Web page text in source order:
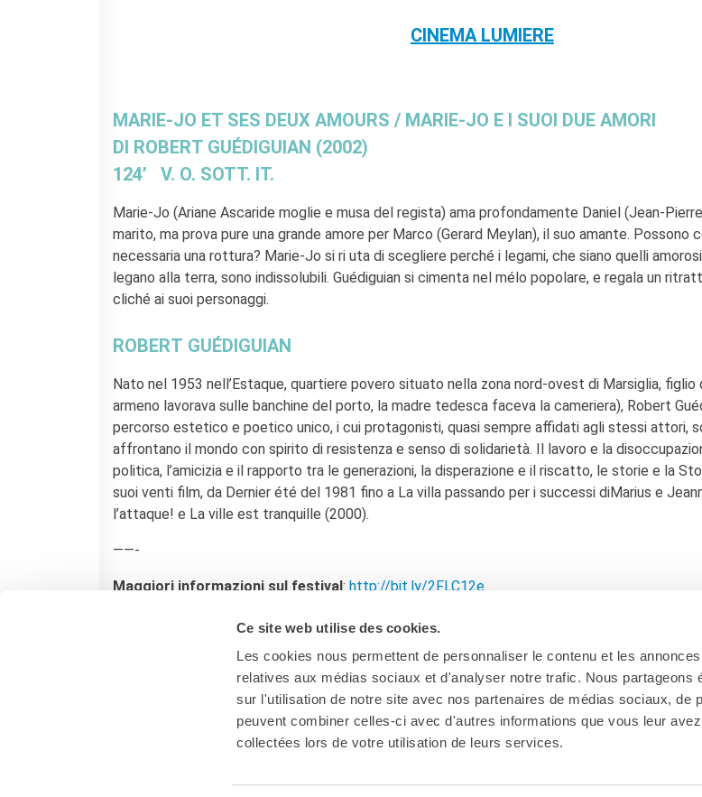
Ce site web utilise des cookies.
Les cookies nous permettent de personnaliser le contenu et les
relatives aux médias sociaux et d'analyser notre trafic. Nous partageons
sur l'utilisation de notre site avec nos partenaires de médias sociaux, de
peuvent combiner celles-ci avec d'autres informations que vous leur
collectées lors de votre utilisation de leurs services.
Culturethèque
Salon de lecture (online)
LIBRAIRIE FRANÇAISE DE
FLORENCE
CONSULAT DE FRANCE À
FLORENCE
CERCA
CINEMA LUMIERE
MARIE-JO ET SES DEUX AMOURS / MARIE-JO E I SUOI DUE AMORI
DI ROBERT GUÉDIGUIAN (2002)
124’ V. O. SOTT. IT.
Marie-Jo (Ariane Ascaride moglie e musa del regista) ama profondamente Daniel (Jean-
marito, ma prova pure una grande amore per Marco (Gerard Meylan), il suo amante. Possono
necessaria una rottura? Marie-Jo si ri uta di scegliere perché i legami, che siano quelli
legano alla terra, sono indissolubili. Guédiguian si cimenta nel mélo popolare, e regala un
cliché ai suoi personaggi.
ROBERT GUÉDIGUIAN
Nato nel 1953 nell’Estaque, quartiere povero situato nella zona nord-ovest di Marsiglia, figlio
armeno lavorava sulle banchine del porto, la madre tedesca faceva la cameriera), Robert
percorso estetico e poetico unico, i cui protagonisti, quasi sempre affidati agli stessi attori,
affrontano il mondo con spirito di resistenza e senso di solidarietà. Il lavoro e la
politica, l’amicizia e il rapporto tra le generazioni, la disperazione e il riscatto, le storie e la
suoi venti film, da Dernier été del 1981 fino a La villa passando per i successi diMarius e
l’attaque! e La ville est tranquille (2000).
——-
Maggiori informazioni sul festival: http://bit.ly/2FLC12e